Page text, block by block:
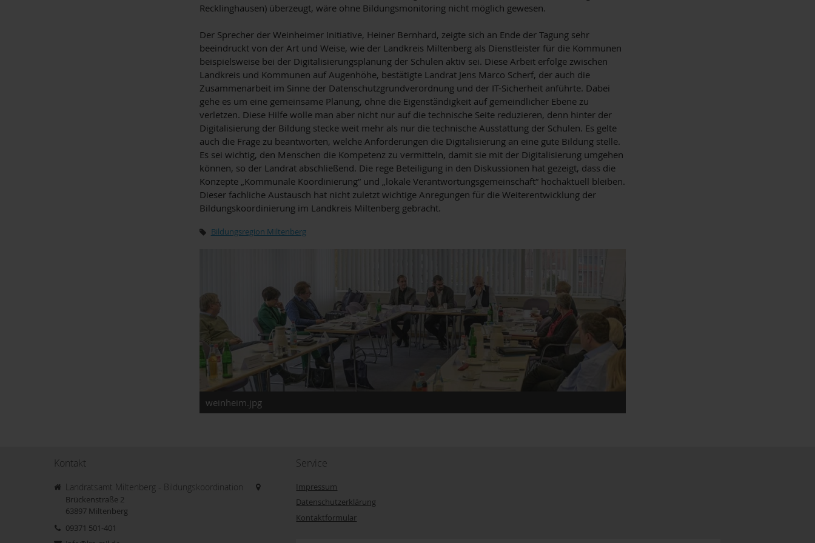
Recklinghausen) überzeugt, wäre ohne Bildungsmonitoring nicht möglich gewesen.
Der Sprecher der Weinheimer Initiative, Heiner Bernhard, zeigte sich an Ende der Tagung sehr
beeindruckt von der Art und Weise, wie der Landkreis Miltenberg als Dienstleister für die Kommunen
beispielsweise bei der Digitalisierungsplanung der Schulen aktiv sei. Diese Arbeit erfolge zwischen
Landkreis und Kommunen auf Augenhöhe, bestätigte Landrat Jens Marco Scherf, der auch die
Zusammenarbeit im Sinne der Datenschutzgrundverordnung und der IT-Sicherheit anführte. Dabei
gehe es um eine gemeinsame Planung, ohne die Eigenständigkeit auf gemeindlicher Ebene zu
verletzen. Diese Hilfe wolle man aber nicht nur auf die technische Seite reduzieren, denn hinter der
Digitalisierung der Bildung stecke weit mehr als nur die technische Ausstattung der Schulen. Es gelte
auch die Frage zu beantworten, welche Anforderungen die Digitalisierung an eine gute Bildung stelle.
Es sei wichtig, den Menschen die Kompetenz zu vermitteln, damit sie mit der Digitalisierung umgehen
können, so der Landrat abschließend. Die rege Beteiligung in den Diskussionen hat gezeigt, dass die
Konzepte „Kommunale Koordinierung“ und „lokale Verantwortungsgemeinschaft“ hochaktuell bleiben.
Dieser fachliche Austausch hat nicht zuletzt wichtige Anregungen für die Weiterentwicklung der
Bildungskoordinierung im Landkreis Miltenberg gebracht.
Bildungsregion Miltenberg
weinheim.jpg
Kontakt
Landratsamt Miltenberg - Bildungskoordination
Brückenstraße 2
63897 Miltenberg
09371 501-401
Service
Impressum
Datenschutzerklärung
Kontaktformular